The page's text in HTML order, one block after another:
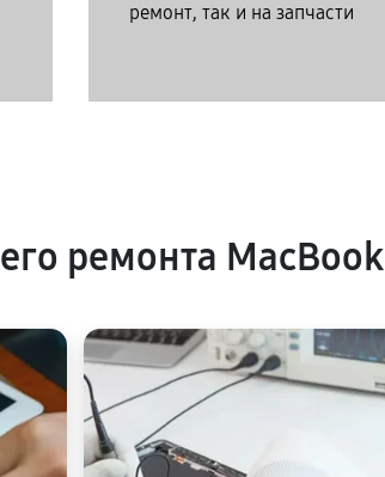
ремонт, так и на запчасти
ремонта MacBook